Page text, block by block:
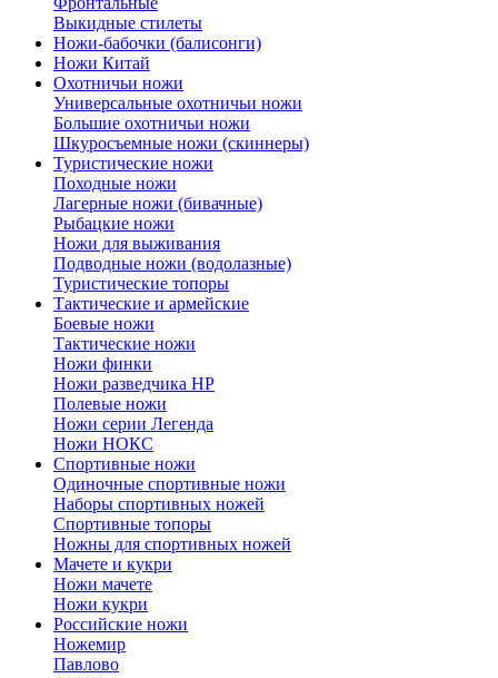
Выкидные стилеты
Ножи-бабочки (балисонги)
Ножи Китай
Охотничьи ножи
Универсальные охотничьи ножи
Большие охотничьи ножи
Шкуросъемные ножи (скиннеры)
Туристические ножи
Походные ножи
Лагерные ножи (бивачные)
Рыбацкие ножи
Ножи для выживания
Подводные ножи (водолазные)
Туристические топоры
Тактические и армейские
Боевые ножи
Тактические ножи
Ножи финки
Ножи разведчика НР
Полевые ножи
Ножи серии Легенда
Ножи НОКС
Спортивные ножи
Одиночные спортивные ножи
Наборы спортивных ножей
Спортивные топоры
Ножны для спортивных ножей
Мачете и кукри
Ножи мачете
Ножи кукри
Российские ножи
Ножемир
Павлово